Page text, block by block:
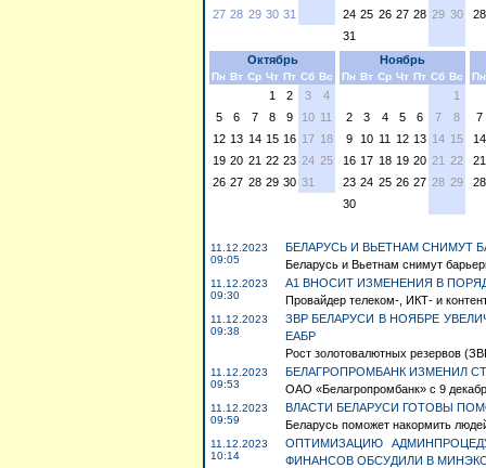
27 28 29 30 31
24 25 26 27 28 29 30
31
28
Октябрь
Пн Вт Ср Чт Пт Сб Вс
1 2 3
4
5
6 7 8 9 10 11
12 13 14 15 16 17 18
19 20 21 22 23 24 25
26 27 28 29 30 31
Ноябрь
Пн Вт Ср Чт Пт Сб Вс
1
2
3 4 5 6 7
8
9
10 11 12 13 14 15
16 17 18 19 20 21 22
23 24 25 26 27 28 29
30
Пн
7
14
21
28
11.12.2023
09:05
БЕЛАРУСЬ И ВЬЕТНАМ СНИМУТ
Беларусь и Вьетнам снимут
11.12.2023
09:30
А1 ВНОСИТ ИЗМЕНЕНИЯ В
Провайдер телеком-, ИКТ- и
11.12.2023
09:38
ЗВР БЕЛАРУСИ В НОЯБРЕ
ЕАБР
Рост золотовалютных резервов
11.12.2023
09:53
БЕЛАГРОПРОМБАНК ИЗМЕНИЛ
ОАО «Белагропромбанк» с 9
11.12.2023
09:59
ВЛАСТИ БЕЛАРУСИ ГОТОВЫ
Беларусь поможет накормить
11.12.2023
10:14
ОПТИМИЗАЦИЮ
ФИНАНСОВ ОБСУДИЛИ В